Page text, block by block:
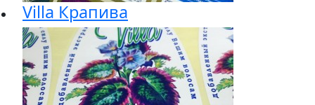
Villa Крапива